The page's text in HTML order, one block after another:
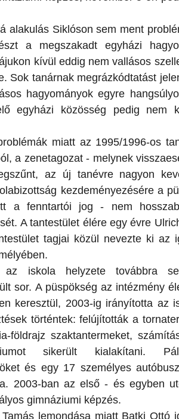
alakulás Siklóson sem ment
a megszakadt egyházi
kívül eddig nem vallásos
Sok tanárnak megrázkódtatást
hagyományok egyre
egyházi közösség pedig nem
miatt az 1995/1996-os
a zenetagozat - melynek
az új tanévre nagyon
kezdeményezésére a
a fenntartói jog - nem
A tantestület élére egy évre
tagjai közül nevezte ki az
az iskola helyzete továbbra
sor. A püspökség az intézmény
keresztül, 2003-ig irányította az
történtek: felújították a
földrajz szaktantermeket,
sikerült kialakítani.
és egy 17 személyes
2003-ban az első - és egyben
gimnáziumi képzés.
lemondása miatt Batki Ottó